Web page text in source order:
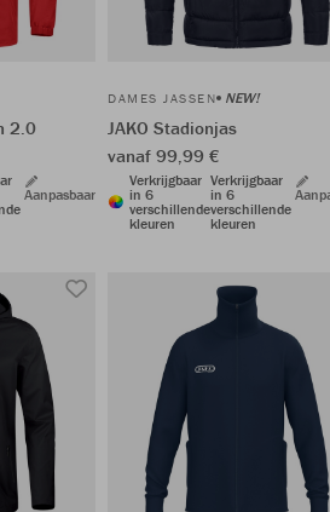
2.0
Aanpasbaar
DAMES JASSEN NEW!
JAKO Stadionjas
vanaf 99,99 €
Verkrijgbaar
in 6
verschillende
kleuren
Verkrijgbaar
in 6
verschillende
kleuren